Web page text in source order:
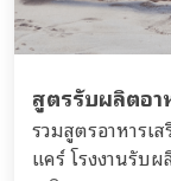
สูตรรับผลิตอา
รวมสูตรอาหารเ
แคร์ โรงงานรับผ